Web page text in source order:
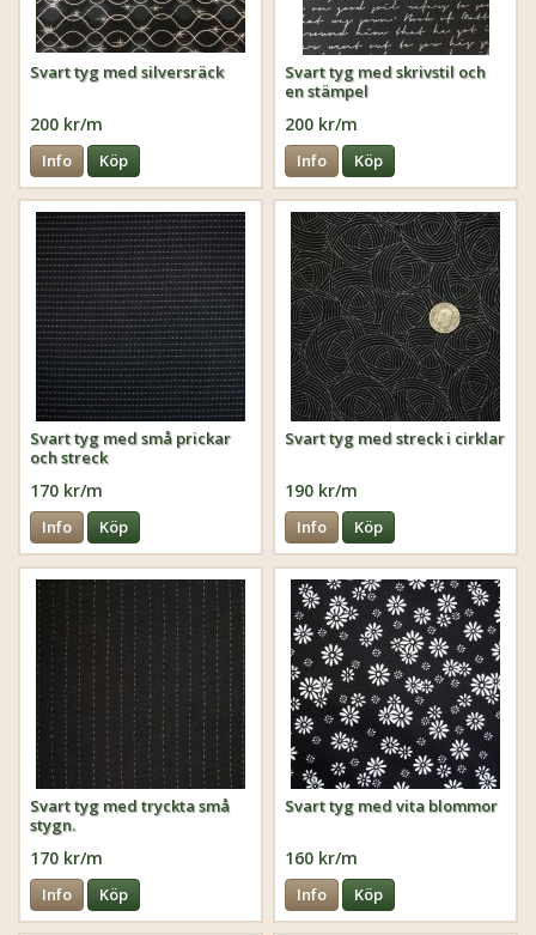
Svart tyg med silversräck
200 kr/m
Info Köp
Svart tyg med skrivstil och
en stämpel
200 kr/m
Info Köp
Svart tyg med små prickar
och streck
170 kr/m
Info Köp
Svart tyg med streck i cirklar
190 kr/m
Info Köp
Svart tyg med tryckta små
stygn.
170 kr/m
Info Köp
Svart tyg med vita blommor
160 kr/m
Info Köp